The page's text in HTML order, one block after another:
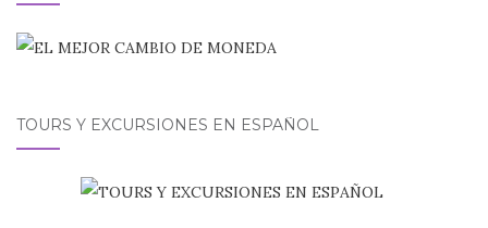
TOURS Y EXCURSIONES EN ESPAÑOL